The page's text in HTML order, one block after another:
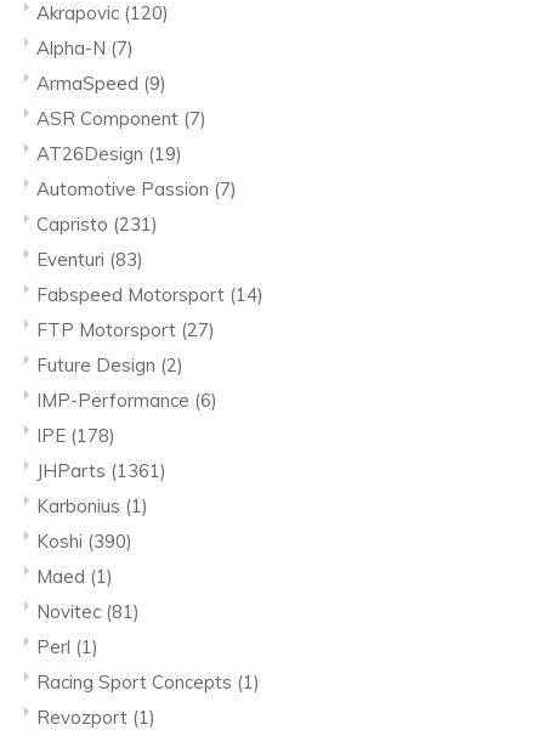
Akrapovic (120)
Alpha-N (7)
ArmaSpeed (9)
ASR Component (7)
AT26Design (19)
Automotive Passion (7)
Capristo (231)
Eventuri (83)
Fabspeed Motorsport (14)
FTP Motorsport (27)
Future Design (2)
IMP-Performance (6)
IPE (178)
JHParts (1361)
Karbonius (1)
Koshi (390)
Maed (1)
Novitec (81)
Perl (1)
Racing Sport Concepts (1)
Revozport (1)